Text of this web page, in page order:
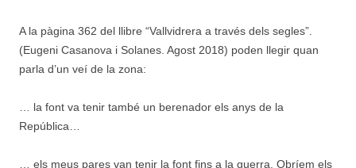
A la pàgina 362 del llibre “Vallvidrera a través dels segles”.
(Eugeni Casanova i Solanes. Agost 2018) poden llegir quan
parla d’un veí de la zona:
… la font va tenir també un berenador els anys de la
República…
… els meus pares van tenir la font fins a la guerra. Obríem els